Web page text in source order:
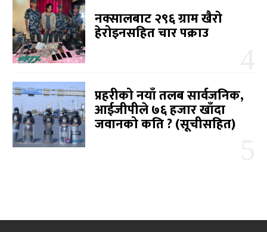
नक्सालबाट २९६ ग्राम खैरो
हेरोइनसहित चार पक्राउ
प्रहरीको नयाँ तलब सार्वजनिक,
आईजीपीले ७६ हजार खाँदा
जवानको कति ? (सूचीसहित)